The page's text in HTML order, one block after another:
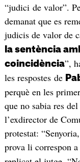
“judici de valor”.
demanat que es
judicis de valor de
la sentència
coincidència”,
les respostes de
perquè en les
que no sabia res
l’exdirector de
protestat:
prova li correspon a